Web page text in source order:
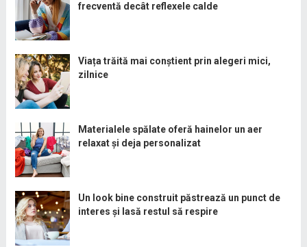
frecventă decât reflexele calde
Viața trăită mai conștient prin alegeri mici,
zilnice
Materialele spălate oferă hainelor un aer
relaxat și deja personalizat
Un look bine construit păstrează un punct de
interes și lasă restul să respire